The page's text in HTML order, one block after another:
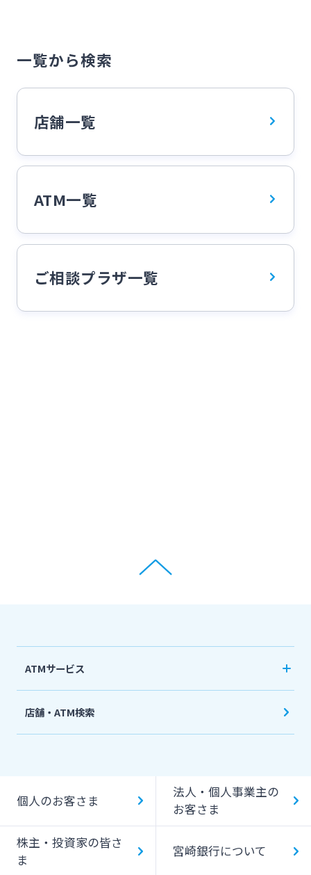
選択した条件で検索する
音声案内ATM
ATM営業
住宅ローン相談 資産相続相談
選択した条件で検索する
一覧から検索
店舗一覧
ATM一覧
ご相談プラザ一覧
ATMサービス
機能一覧
キャッシング提携先
一日あたりのご利用限度額
ATM Operation Guide
店舗・ATM検索
個人のお客さま
法人・個人事業主の
お客さま
株主・投資家の皆さ
ま
宮崎銀行について